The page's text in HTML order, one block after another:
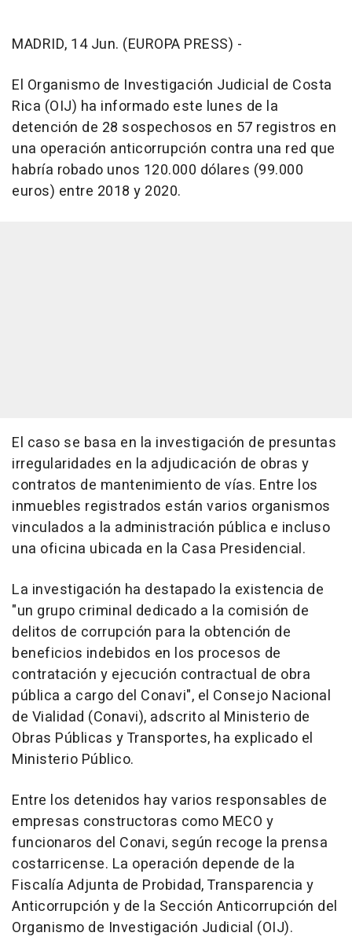
MADRID, 14 Jun. (EUROPA PRESS) -
El Organismo de Investigación Judicial de Costa
Rica (OIJ) ha informado este lunes de la
detención de 28 sospechosos en 57 registros en
una operación anticorrupción contra una red que
habría robado unos 120.000 dólares (99.000
euros) entre 2018 y 2020.
El caso se basa en la investigación de presuntas
irregularidades en la adjudicación de obras y
contratos de mantenimiento de vías. Entre los
inmuebles registrados están varios organismos
vinculados a la administración pública e incluso
una oficina ubicada en la Casa Presidencial.
La investigación ha destapado la existencia de
"un grupo criminal dedicado a la comisión de
delitos de corrupción para la obtención de
beneficios indebidos en los procesos de
contratación y ejecución contractual de obra
pública a cargo del Conavi", el Consejo Nacional
de Vialidad (Conavi), adscrito al Ministerio de
Obras Públicas y Transportes, ha explicado el
Ministerio Público.
Entre los detenidos hay varios responsables de
empresas constructoras como MECO y
funcionaros del Conavi, según recoge la prensa
costarricense. La operación depende de la
Fiscalía Adjunta de Probidad, Transparencia y
Anticorrupción y de la Sección Anticorrupción del
Organismo de Investigación Judicial (OIJ).